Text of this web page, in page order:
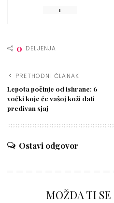
1
0 DELJENJA
PRETHODNI ČLANAK
Lepota počinje od ishrane: 6
voćki koje će vašoj koži dati
predivan sjaj
Ostavi odgovor
MOŽDA TI